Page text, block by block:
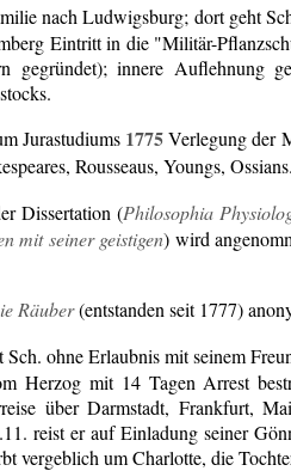
nach Ludwigsburg; dort geht
Eintritt in die "Militär-
gegründet); innere Auflehnung
Jurastudiums 1775Verlegung der
Rousseaus, Youngs, Ossians.
Dissertation (Philosophia
mit seiner geistigen) wird
Räuber(entstanden seit 1777)
Sch. ohne Erlaubnis mit seinem
Herzog mit 14 Tagen Arrest
über Darmstadt, Frankfurt,
reist er auf Einladung seiner
vergeblich um Charlotte, die